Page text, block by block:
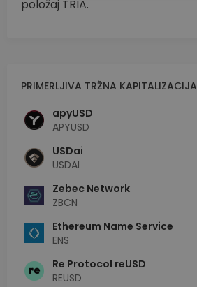
položaj TRIA.
PRIMERLJIVA TRŽNA KAPITALIZACIJA
apyUSD
APYUSD
USDai
USDAI
Zebec Network
ZBCN
Ethereum Name Service
ENS
Re Protocol reUSD
REUSD